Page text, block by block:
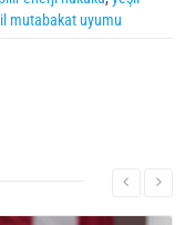
mutabakat uyumu